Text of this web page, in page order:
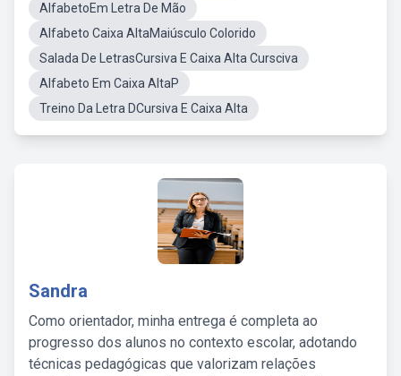
AlfabetoEm Letra De Mão
Alfabeto Caixa AltaMaiúsculo Colorido
Salada De LetrasCursiva E Caixa Alta Cursciva
Alfabeto Em Caixa AltaP
Treino Da Letra DCursiva E Caixa Alta
Sandra
Como orientador, minha entrega é completa ao
progresso dos alunos no contexto escolar, adotando
técnicas pedagógicas que valorizam relações